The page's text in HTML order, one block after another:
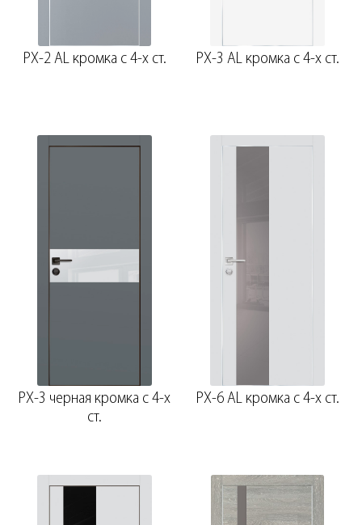
PX-2 AL кромка с 4-х ст. PX-3 AL кромка с 4-х ст.
PX-3 черная кромка с 4-х
ст.
PX-6 AL кромка с 4-х ст.